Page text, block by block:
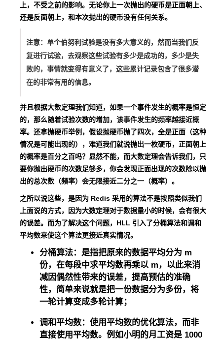
上，不受之前的影响。无论你上一次抛出的硬币是正面朝上、
还是反面朝上，和本次抛出的硬币没有任何关系。
注意：单个伯努利试验是没有多大意义的，然而当我们反
复进行试验，去观察这些试验有多少是成功的，多少是失
败的，事情就变得有意义了，这些累计记录包含了很多潜
在的非常有用的信息。
并且根据大数定理我们知道，如果一个事件发生的概率是恒定
的，那么随着试验次数的增加，该事件发生的频率越接近概
率。还拿抛硬币举例，假设抛硬币抛了四次，全是正面（这种
情况是可能出现的），难道我们就说抛出一枚硬币，正面朝上
的概率是百分之百吗？显然不能，而大数定理会告诉我们，只
要你抛出硬币的次数足够多，你会发现正面出现的次数除以抛
出的总次数（频率）会无限接近二分之一（概率）。
之所以说这些，是因为 Redis 采用的算法不是按照类似我们
上面说的方式，因为大数定理对于数据量小的时候，会有很大
的误差。而为了解决这个问题，HLL 引入了分桶算法和调和
平均数来使这个算法更接近真实情况。
分桶算法：是指把原来的数据平均分为 m
份，在每段中求平均数再乘以 m，以此来消
减因偶然性带来的误差，提高预估的准确
性，简单来说就是把一份数据分为多份，将
一轮计算变成多轮计算；
调和平均数：使用平均数的优化算法，而非
直接使用平均数。例如小明的月工资是 1000